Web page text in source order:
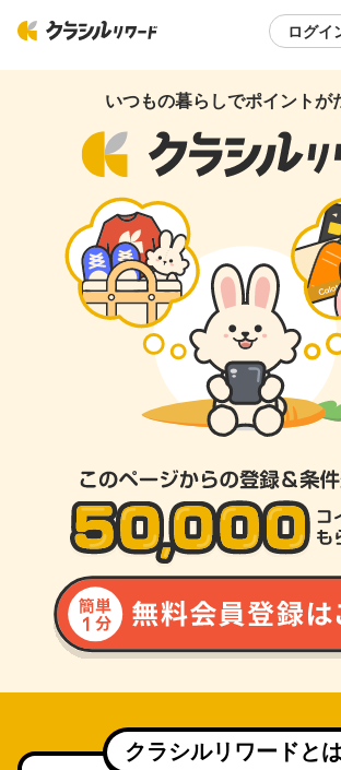
ログイ
いつもの暮らしでポイントが
クラシルリワードと